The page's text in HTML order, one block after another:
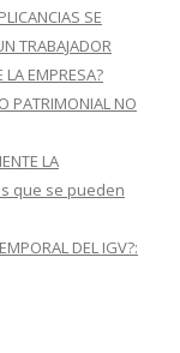
SE
TRABAJADOR
LA EMPRESA?
PATRIMONIAL NO
LA
que se pueden
DEL IGV?: